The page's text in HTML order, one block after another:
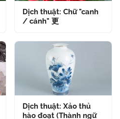
Dịch thuật: Chữ "canh
/ cánh" 更
Dịch thuật: Xảo thủ
hào đoạt (Thành ngữ